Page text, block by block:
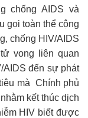
chống AIDS và
gọi toàn thể cộng
chống HIV/AIDS
vong liên quan
AIDS đến sự phát
mà Chính phủ
kết thúc dịch
HIV biết được